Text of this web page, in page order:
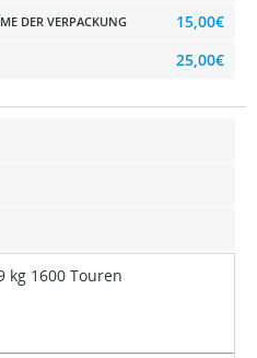
DER VERPACKUNG 15,00€
25,00€
kg 1600 Touren